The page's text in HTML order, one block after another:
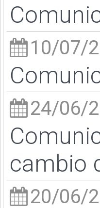
10/07/
24/06/
cambio
20/06/